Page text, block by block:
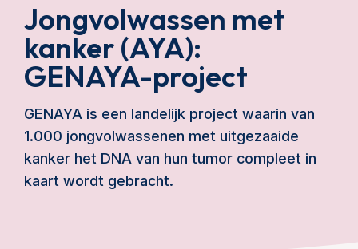
Jongvolwassen met
kanker (AYA):
GENAYA-project
GENAYA is een landelijk project waarin van
1.000 jongvolwassenen met uitgezaaide
kanker het DNA van hun tumor compleet in
kaart wordt gebracht.